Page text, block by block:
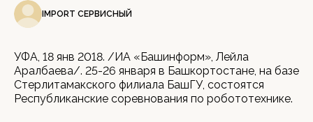
IMPORT СЕРВИСНЫЙ
УФА, 18 янв 2018. /ИА «Башинформ», Лейла
Аралбаева/. 25-26 января в Башкортостане, на базе
Стерлитамакского филиала БашГУ, состоятся
Республиканские соревнования по робототехнике.